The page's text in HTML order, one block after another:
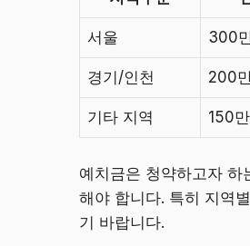
서울 300
경기/인천 200
기타 지역 150
예치금은 청약하고자
해야 합니다. 특히 지역
기 바랍니다.